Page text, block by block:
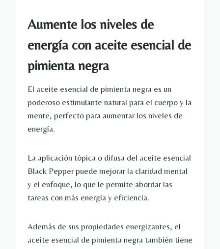
Aumente los niveles de
energía con aceite esencial de
pimienta negra
El aceite esencial de pimienta negra es un
poderoso estimulante natural para el cuerpo y la
mente, perfecto para aumentar los niveles de
energía.
La aplicación tópica o difusa del aceite esencial
Black Pepper puede mejorar la claridad mental
y el enfoque, lo que le permite abordar las
tareas con más energía y eficiencia.
Además de sus propiedades energizantes, el
aceite esencial de pimienta negra también tiene